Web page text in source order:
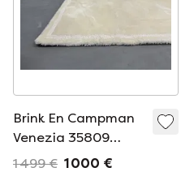
Brink En Campman
Venezia 35809
220X330
1 499 € 1 000 €